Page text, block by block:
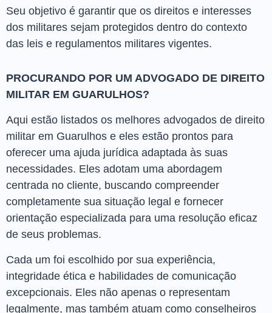
Seu objetivo é garantir que os direitos e interesses
dos militares sejam protegidos dentro do contexto
das leis e regulamentos militares vigentes.
PROCURANDO POR UM ADVOGADO DE DIREITO
MILITAR EM GUARULHOS?
Aqui estão listados os melhores advogados de direito
militar em Guarulhos e eles estão prontos para
oferecer uma ajuda jurídica adaptada às suas
necessidades. Eles adotam uma abordagem
centrada no cliente, buscando compreender
completamente sua situação legal e fornecer
orientação especializada para uma resolução eficaz
de seus problemas.
Cada um foi escolhido por sua experiência,
integridade ética e habilidades de comunicação
excepcionais. Eles não apenas o representam
legalmente, mas também atuam como conselheiros